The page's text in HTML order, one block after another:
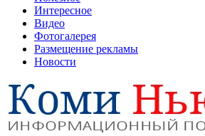
Интересное
Видео
Фотогалерея
Размещение рекламы
Новости